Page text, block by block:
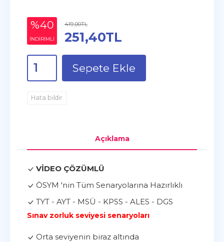
%40
INDIRIMLI
419,00TL
251,40TL
Sepete Ekle
Hata bildir
Açıklama
VİDEO ÇÖZÜMLÜ
ÖSYM 'nin Tüm Senaryolarına Hazırlıklı
TYT - AYT - MSÜ - KPSS - ALES - DGS
Sınav zorluk seviyesi senaryoları
Orta seviyenin biraz altında